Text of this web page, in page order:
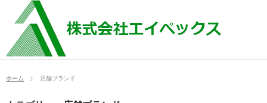
ホーム 店舗ブランド